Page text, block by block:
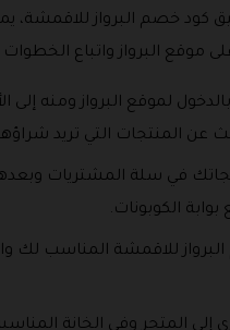
كود خصم البرواز للاقمشة،
موقع البرواز واتباع الخطوات
لموقع البرواز ومنه إلى
عن المنتجات التي تريد
في سلة المشتريات
الكوبونات.
للاقمشة المناسب لك
إلى المتجر وفي الخانة